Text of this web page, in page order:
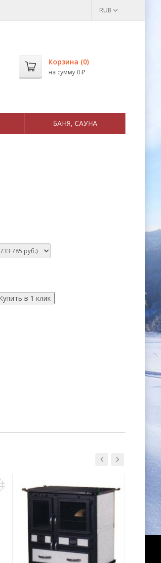
RUB
Корзина (0)
на сумму 0 ₽
БАНЯ, САУНА